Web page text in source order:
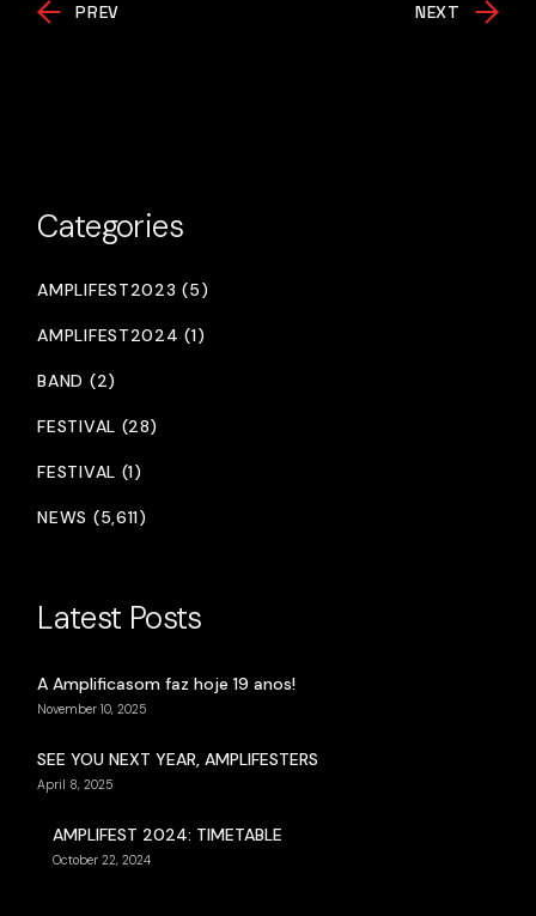
PREV NEXT
Categories
AMPLIFEST2023 (5)
AMPLIFEST2024 (1)
BAND (2)
FESTIVAL (28)
FESTIVAL (1)
NEWS (5,611)
Latest Posts
A Amplificasom faz hoje 19 anos!
November 10, 2025
SEE YOU NEXT YEAR, AMPLIFESTERS
April 8, 2025
AMPLIFEST 2024: TIMETABLE
October 22, 2024